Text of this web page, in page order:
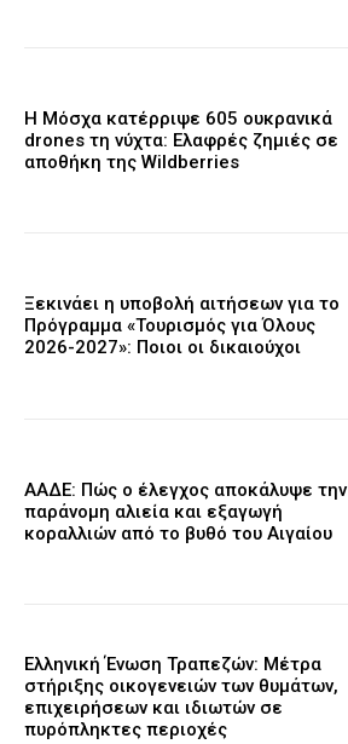
Η Μόσχα κατέρριψε 605 ουκρανικά
drones τη νύχτα: Ελαφρές ζημιές σε
αποθήκη της Wildberries
Ξεκινάει η υποβολή αιτήσεων για το
Πρόγραμμα «Τουρισμός για Όλους
2026-2027»: Ποιοι οι δικαιούχοι
ΑΑΔΕ: Πώς ο έλεγχος αποκάλυψε την
παράνομη αλιεία και εξαγωγή
κοραλλιών από το βυθό του Αιγαίου
Ελληνική Ένωση Τραπεζών: Μέτρα
στήριξης οικογενειών των θυμάτων,
επιχειρήσεων και ιδιωτών σε
πυρόπληκτες περιοχές